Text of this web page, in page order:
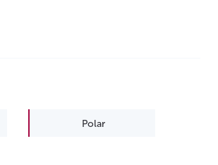
Polar